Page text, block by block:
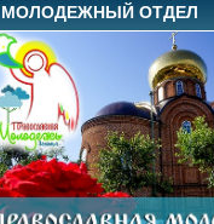
МОЛОДЕЖНЫЙ ОТДЕЛ